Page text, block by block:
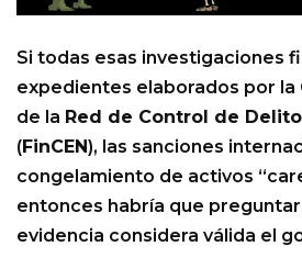
Si todas esas investigaciones
expedientes elaborados por la
de la Red de Control de
(FinCEN), las sanciones
congelamiento de activos
entonces habría que
evidencia considera válida el